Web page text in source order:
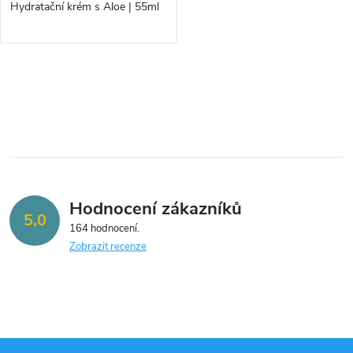
d
u
ů
d
t
ů
Hydratační krém s Aloe | 55ml
l
d
a
p
5,0 Hodnocení zákazníků
164 hodnocení
Zobrazit recenze